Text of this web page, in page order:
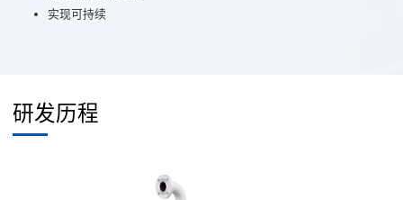
实现可持续
研发历程